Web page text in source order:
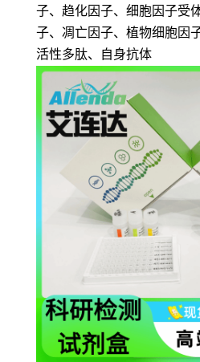
子、趋化因子、细胞因子受
子、凋亡因子、植物细胞因
活性多肽、自身抗体